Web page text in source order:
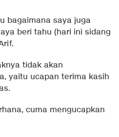
bagaimana saya juga
beri tahu (hari ini sidang
tidak akan
yaitu ucapan terima kasih
cuma mengucapkan